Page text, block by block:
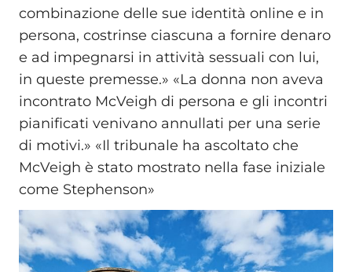
combinazione delle sue identità online e in
persona, costrinse ciascuna a fornire denaro
e ad impegnarsi in attività sessuali con lui,
in queste premesse.» «La donna non aveva
incontrato McVeigh di persona e gli incontri
pianificati venivano annullati per una serie
di motivi.» «Il tribunale ha ascoltato che
McVeigh è stato mostrato nella fase iniziale
come Stephenson»